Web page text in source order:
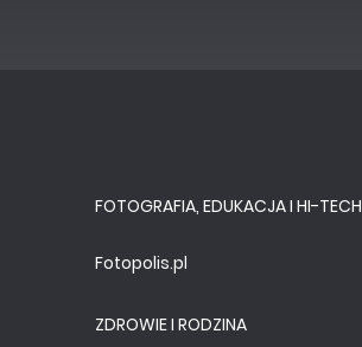
FOTOGRAFIA, EDUKACJA I HI-TECH
Fotopolis.pl
ZDROWIE I RODZINA